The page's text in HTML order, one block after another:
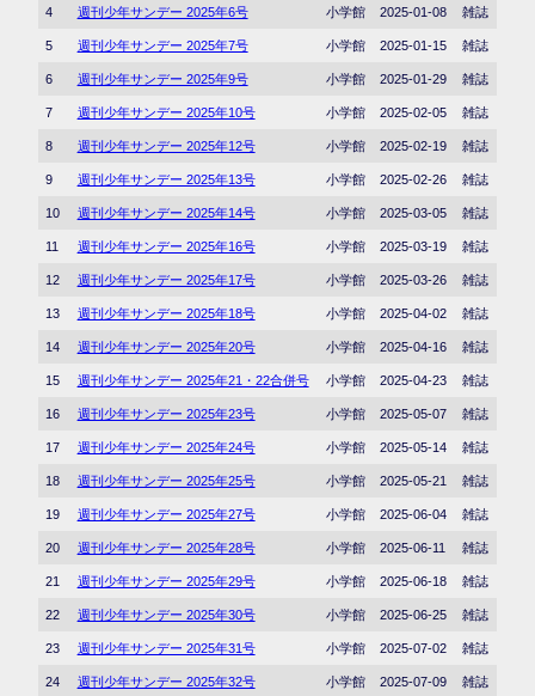
4 週刊少年サンデー 2025年6号 小学館 2025-01-08 雑誌
5 週刊少年サンデー 2025年7号 小学館 2025-01-15 雑誌
6 週刊少年サンデー 2025年9号 小学館 2025-01-29 雑誌
7 週刊少年サンデー 2025年10号 小学館 2025-02-05 雑誌
8 週刊少年サンデー 2025年12号 小学館 2025-02-19 雑誌
9 週刊少年サンデー 2025年13号 小学館 2025-02-26 雑誌
10 週刊少年サンデー 2025年14号 小学館 2025-03-05 雑誌
11 週刊少年サンデー 2025年16号 小学館 2025-03-19 雑誌
12 週刊少年サンデー 2025年17号 小学館 2025-03-26 雑誌
13 週刊少年サンデー 2025年18号 小学館 2025-04-02 雑誌
14 週刊少年サンデー 2025年20号 小学館 2025-04-16 雑誌
15 週刊少年サンデー 2025年21・22合併号 小学館 2025-04-23 雑誌
16 週刊少年サンデー 2025年23号 小学館 2025-05-07 雑誌
17 週刊少年サンデー 2025年24号 小学館 2025-05-14 雑誌
18 週刊少年サンデー 2025年25号 小学館 2025-05-21 雑誌
19 週刊少年サンデー 2025年27号 小学館 2025-06-04 雑誌
20 週刊少年サンデー 2025年28号 小学館 2025-06-11 雑誌
21 週刊少年サンデー 2025年29号 小学館 2025-06-18 雑誌
22 週刊少年サンデー 2025年30号 小学館 2025-06-25 雑誌
23 週刊少年サンデー 2025年31号 小学館 2025-07-02 雑誌
24 週刊少年サンデー 2025年32号 小学館 2025-07-09 雑誌